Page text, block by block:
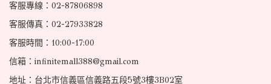
客服專線：02-87806898
客服傳真：02-27933828
客服時間：10:00-17:00
信箱：infinitemall388@gmail.com
地址：台北市信義區信義路五段5號3樓3B02室